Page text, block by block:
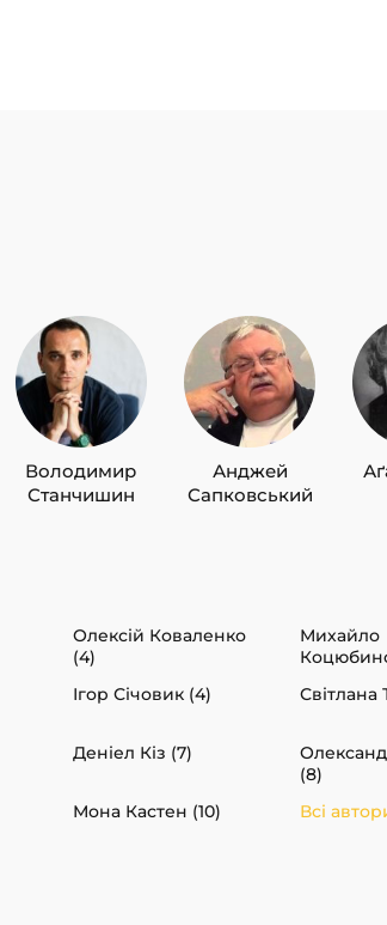
Володимир
Станчишин
Анджей
Сапковський
Олексій Коваленко
(4)
Михайло
Ігор Січовик (4) Світлана
Деніел Кіз (7)
(8)
Мона Кастен (10) Всі